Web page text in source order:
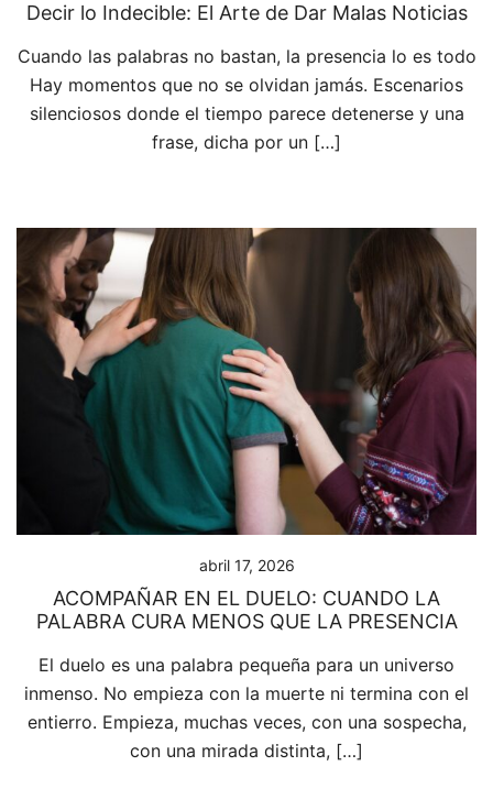
Decir lo Indecible: El Arte de Dar Malas Noticias
Cuando las palabras no bastan, la presencia lo es todo
Hay momentos que no se olvidan jamás. Escenarios
silenciosos donde el tiempo parece detenerse y una
frase, dicha por un […]
abril 17, 2026
ACOMPAÑAR EN EL DUELO: CUANDO LA
PALABRA CURA MENOS QUE LA PRESENCIA
El duelo es una palabra pequeña para un universo
inmenso. No empieza con la muerte ni termina con el
entierro. Empieza, muchas veces, con una sospecha,
con una mirada distinta, […]